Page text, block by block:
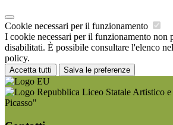
Cookie necessari per il funzionamento
I cookie necessari per il funzionamento non
disabilitati. È possibile consultare l'elenco
policy.
Accetta tutti Salva le preferenze
Liceo Statale Artistico
Picasso"